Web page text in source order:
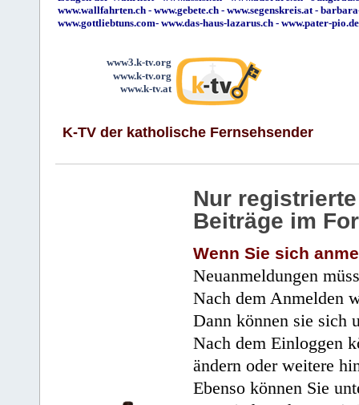
www.wallfahrten.ch - www.gebete.ch - www.segenskreis.at -
www.gottliebtuns.com- www.das-haus-lazarus.ch - www.pater-pio.de
www3.k-tv.org
www.k-tv.org
www.k-tv.at
K-TV der katholische Fernsehsender
Nur
Beiträge im
Wenn Sie sich
Neuanmeldungen
Nach dem Anmelden
Dann können sie sich
Nach dem Einloggen
ändern oder weitere
Ebenso können Sie